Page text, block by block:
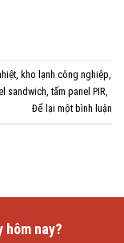
, kho lạnh công nghiệp,
sandwich,tấm panel PIR,
Để lại một bình luận
hôm nay?